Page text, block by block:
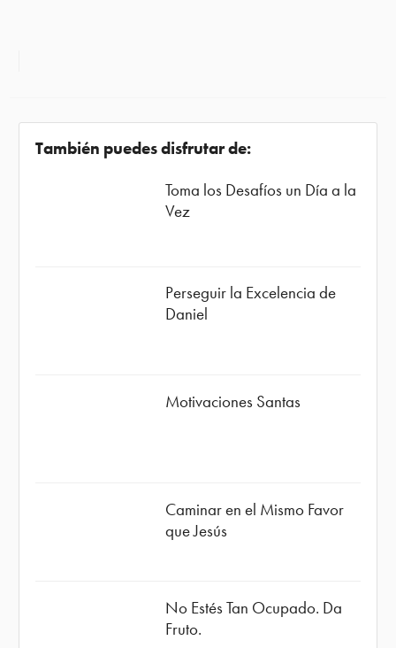
También puedes disfrutar de:
Toma los Desafíos un Día a la
Vez
Perseguir la Excelencia de
Daniel
Motivaciones Santas
Caminar en el Mismo Favor
que Jesús
No Estés Tan Ocupado. Da
Fruto.